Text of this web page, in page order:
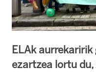
ELAk
ezartzea lortu